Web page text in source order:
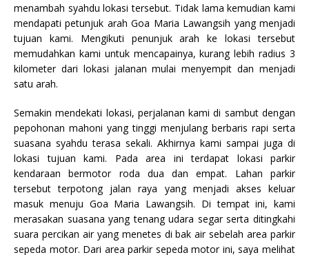
menambah syahdu lokasi tersebut. Tidak lama kemudian kami
mendapati petunjuk arah Goa Maria Lawangsih yang menjadi
tujuan kami. Mengikuti penunjuk arah ke lokasi tersebut
memudahkan kami untuk mencapainya, kurang lebih radius 3
kilometer dari lokasi jalanan mulai menyempit dan menjadi
satu arah.
Semakin mendekati lokasi, perjalanan kami di sambut dengan
pepohonan mahoni yang tinggi menjulang berbaris rapi serta
suasana syahdu terasa sekali. Akhirnya kami sampai juga di
lokasi tujuan kami. Pada area ini terdapat lokasi parkir
kendaraan bermotor roda dua dan empat. Lahan parkir
tersebut terpotong jalan raya yang menjadi akses keluar
masuk menuju Goa Maria Lawangsih. Di tempat ini, kami
merasakan suasana yang tenang udara segar serta ditingkahi
suara percikan air yang menetes di bak air sebelah area parkir
sepeda motor. Dari area parkir sepeda motor ini, saya melihat